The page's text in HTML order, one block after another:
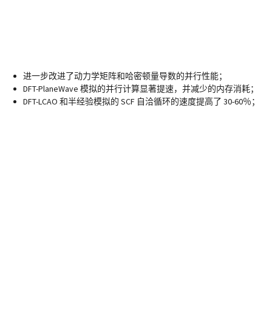
进一步改进了动力学矩阵和哈密顿量导数的并行性能；
DFT-PlaneWave 模拟的并行计算显著提速，并减少的内存消耗；
DFT-LCAO 和半经验模拟的 SCF 自洽循环的速度提高了 30-60％；